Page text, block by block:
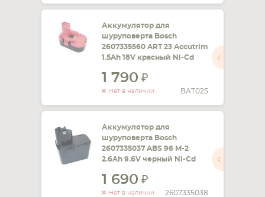
Аккумулятор для
шуруповерта Bosch
2607335560 ART 23 Accutrim
1.5Ah 18V красный Ni-Cd
1 790
Нет в наличии BAT025
Аккумулятор для
шуруповерта Bosch
2607335037 ABS 96 M-2
2.6Ah 9.6V черный Ni-Cd
1 690
Нет в наличии 2607335038